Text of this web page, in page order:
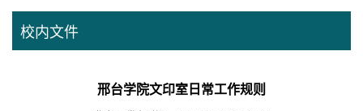
校内文件
邢台学院文印室日常工作规则